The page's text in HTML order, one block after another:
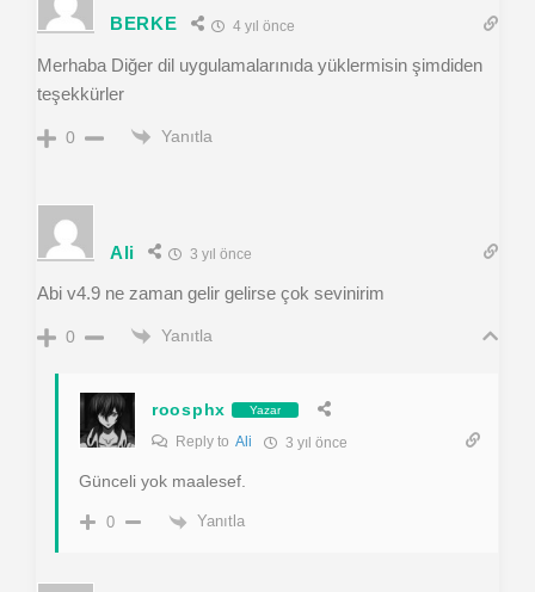
BERKE 4 yıl önce
Merhaba Diğer dil uygulamalarınıda yüklermisin şimdiden
teşekkürler
0 Yanıtla
Ali 3 yıl önce
Abi v4.9 ne zaman gelir gelirse çok sevinirim
0 Yanıtla
roosphx Yazar
Reply to Ali 3 yıl önce
Günceli yok maalesef.
0 Yanıtla